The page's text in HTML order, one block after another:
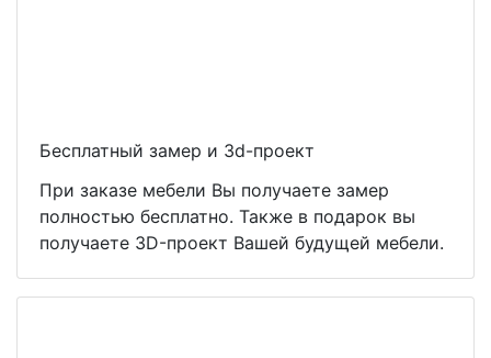
Бесплатный замер и 3d-проект
При заказе мебели Вы получаете замер
полностью бесплатно. Также в подарок вы
получаете 3D-проект Вашей будущей мебели.